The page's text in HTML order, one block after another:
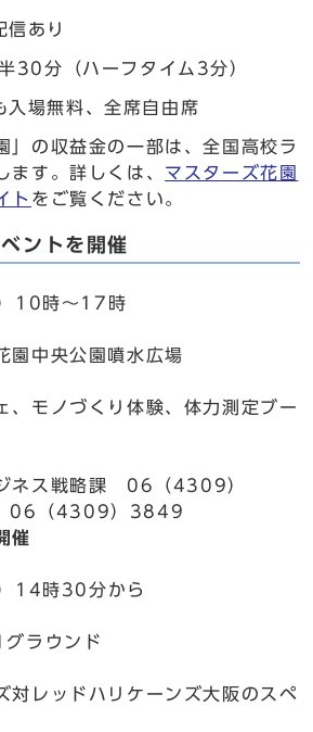
信あり
30分（ハーフタイム3分）
入場無料、全席自由席
」の収益金の一部は、全国高校ラ
ます。詳しくは、 マスターズ花園
ト をご覧ください。
ントを開催
10時～17時
園中央公園噴水広場
、モノづくり体験、体力測定ブー
ネス戦略課 06（4309）
06（4309）3849
催
14時30分から
ラウンド
対レッドハリケーンズ大阪のスペ